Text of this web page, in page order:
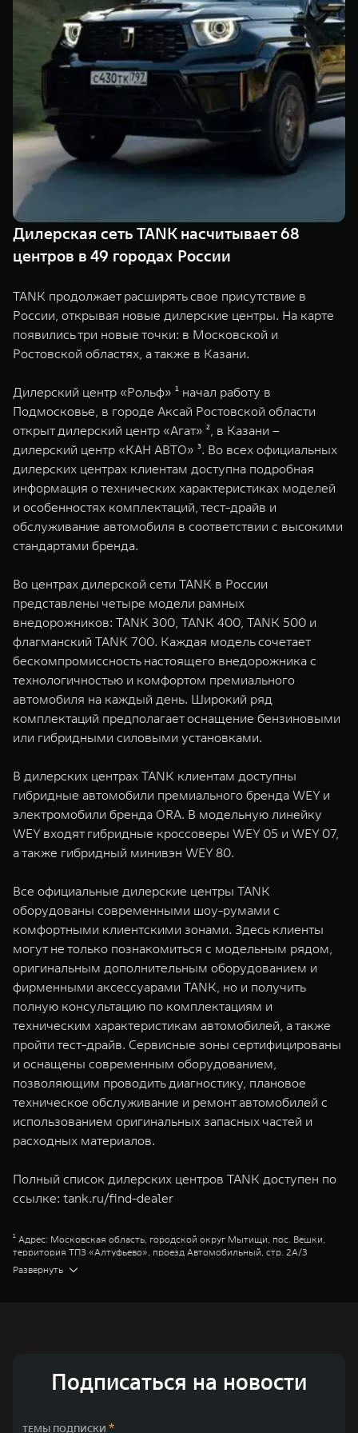
TANK 500
Веди за собой
от 6 499 000 ₽
TANK 700
Сила
Расширяя границы комфорта
от 6 149 000 ₽ от 5 699
WEY 80
Масштаб возможностей
от 6 449 000 ₽ от 8 099
TANK Финансы
Корпоративным клиентам
TANK ФИНАНСЫ
TANK Кредит
TANK Лизинг
TANK Страхование
Сервис
Специальные предложения
Моторные масла
ЦИФРОВЫЕ СЕРВИСЫ TANK
Цифровые сервисы TANK
Подписки
Дилерская сеть TANK насчитывает 68
центров в 49 городах России
TANK продолжает расширять свое присутствие в
России, открывая новые дилерские центры. На карте
появились три новые точки: в Московской и
Ростовской областях, а также в Казани.
Дилерский центр «Рольф» ¹ начал работу в
Подмосковье, в городе Аксай Ростовской области
открыт дилерский центр «Агат» ², в Казани –
дилерский центр «КАН АВТО» ³. Во всех официальных
дилерских центрах клиентам доступна подробная
информация о технических характеристиках моделей
и особенностях комплектаций, тест-драйв и
обслуживание автомобиля в соответствии с высокими
стандартами бренда.
Во центрах дилерской сети TANK в России
представлены четыре модели рамных
внедорожников: TANK 300, TANK 400, TANK 500 и
флагманский TANK 700. Каждая модель сочетает
бескомпромиссность настоящего внедорожника с
технологичностью и комфортом премиального
автомобиля на каждый день. Широкий ряд
комплектаций предполагает оснащение бензиновыми
или гибридными силовыми установками.
В дилерских центрах TANK клиентам доступны
гибридные автомобили премиального бренда WEY и
электромобили бренда ORA. В модельную линейку
WEY входят гибридные кроссоверы WEY 05 и WEY 07,
а также гибридный минивэн WEY 80.
Все официальные дилерские центры TANK
оборудованы современными шоу-румами с
комфортными клиентскими зонами. Здесь клиенты
могут не только познакомиться с модельным рядом,
оригинальным дополнительным оборудованием и
фирменными аксессуарами TANK, но и получить
полную консультацию по комплектациям и
техническим характеристикам автомобилей, а также
пройти тест-драйв. Сервисные зоны сертифицированы
и оснащены современным оборудованием,
позволяющим проводить диагностику, плановое
техническое обслуживание и ремонт автомобилей с
использованием оригинальных запасных частей и
расходных материалов.
Полный список дилерских центров TANK доступен по
ссылке: tank.ru/find-dealer
¹ Адрес: Московская область, городской округ Мытищи, пос. Вешки,
территория ТПЗ «Алтуфьево», проезд Автомобильный, стр. 2А/3
² Адрес: Ростовская область, г. Аксай, Аксайский проспект, д. 12В
³ Адрес: Республика Татарстан, г. Казань, ул. Московская, д. 20
Значительная доля инвестиций GWM сосредоточена на
конструкторских разработках автомобилей и силовых агрегатов,
Развернуть
Подписаться на новости
ТЕМЫ ПОДПИСКИ *